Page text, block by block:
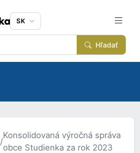
Hľadať
SK
/
Konsolidovaná výročná správa
obce Studienka za rok 2023